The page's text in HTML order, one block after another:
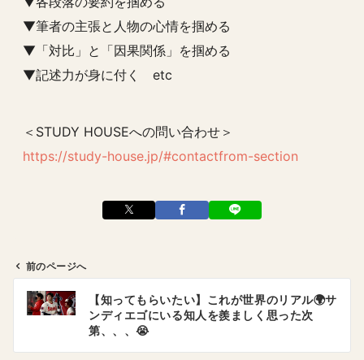
▼筆者の主張と人物の心情を掴める
▼「対比」と「因果関係」を掴める
▼記述力が身に付く etc
＜STUDY HOUSEへの問い合わせ＞
https://study-house.jp/#contactfrom-section
前のページへ
【知ってもらいたい】これが世界のリアル🌍サ
ンディエゴにいる知人を羨ましく思った次
第、、、😭